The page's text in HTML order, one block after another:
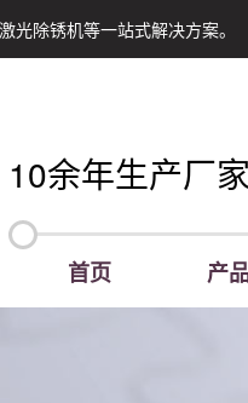
除锈机等一站式解决方案。
10余年生产厂
首页 产